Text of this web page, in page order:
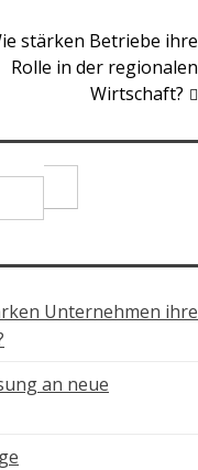
stärken Betriebe ihre
Rolle in der regionalen
Wirtschaft?
Unternehmen ihre
an neue